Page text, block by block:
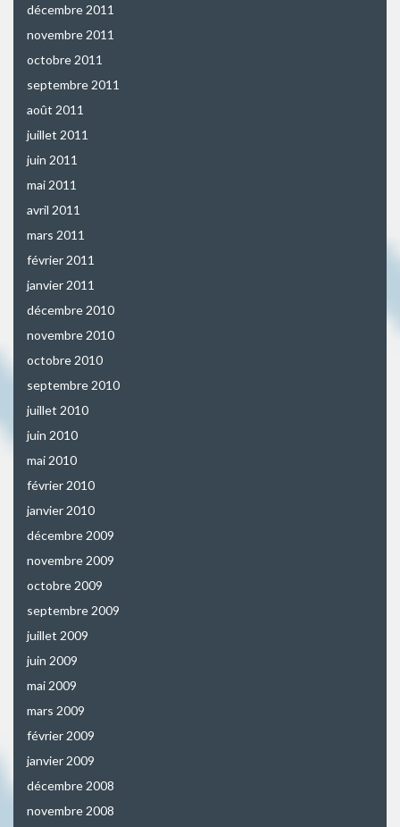
décembre 2011
novembre 2011
octobre 2011
septembre 2011
août 2011
juillet 2011
juin 2011
mai 2011
avril 2011
mars 2011
février 2011
janvier 2011
décembre 2010
novembre 2010
octobre 2010
septembre 2010
juillet 2010
juin 2010
mai 2010
février 2010
janvier 2010
décembre 2009
novembre 2009
octobre 2009
septembre 2009
juillet 2009
juin 2009
mai 2009
mars 2009
février 2009
janvier 2009
décembre 2008
novembre 2008